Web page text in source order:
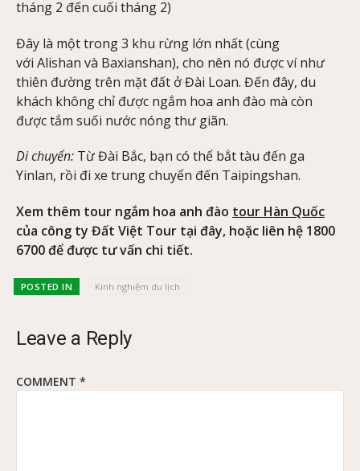
tháng 2 đến cuối tháng 2)
Đây là một trong 3 khu rừng lớn nhất (cùng
với Alishan và Baxianshan), cho nên nó được ví như
thiên đường trên mặt đất ở Đài Loan. Đến đây, du
khách không chỉ được ngắm hoa anh đào mà còn
được tắm suối nước nóng thư giãn.
Di chuyển: Từ Đài Bắc, bạn có thể bắt tàu đến ga
Yinlan, rồi đi xe trung chuyển đến Taipingshan.
Xem thêm tour ngắm hoa anh đào tour Hàn Quốc
của công ty Đất Việt Tour tại đây, hoặc liên hệ 1800
6700 để được tư vấn chi tiết.
POSTED IN Kinh nghiệm du lịch
Leave a Reply
COMMENT *